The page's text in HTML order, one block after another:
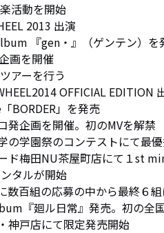
活動を開始
2013 出演
『gen・』（ゲンテン）を
主企画を開催
アーを行う
OFFICIAL EDITION
BORDER」を発売
発企画を開催。初のMVを解禁
の学園祭のコンテストにて最
ド梅田NU茶屋町店にて１st
タルが開始
数百組の応募の中から最終６
『廻ル日常』発売。初の全国
神戸店にて限定発売開始